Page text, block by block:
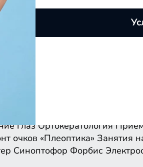
очков «Плеоптика» Занятия
глаз Ортокератология
очков «Плеоптика» Занятия
Синоптофор Форбис